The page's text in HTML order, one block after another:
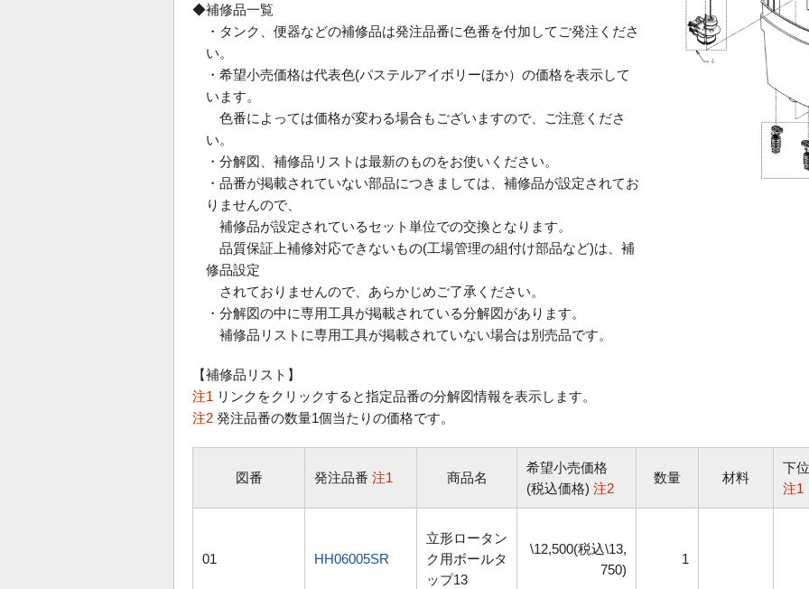
◆補修品一覧
・タンク、便器などの補修品は発注品番に色番を付加してご発注くださ
い。
・希望小売価格は代表色(パステルアイボリーほか）の価格を表示して
います。
色番によっては価格が変わる場合もございますので、ご注意くださ
い。
・分解図、補修品リストは最新のものをお使いください。
・品番が掲載されていない部品につきましては、補修品が設定されてお
りませんので、
補修品が設定されているセット単位での交換となります。
品質保証上補修対応できないもの(工場管理の組付け部品など)は、補
修品設定
されておりませんので、あらかじめご了承ください。
・分解図の中に専用工具が掲載されている分解図があります。
補修品リストに専用工具が掲載されていない場合は別売品です。
【補修品リスト】
注1 リンクをクリックすると指定品番の分解図情報を表示します。
注2 発注品番の数量1個当たりの価格です。
図番 発注品番 注1 商品名
希望小売価格
(税込価格) 注2
数量 材料
下
注1
01 HH06005SR
立形ロータン
ク用ボールタ
ップ13
\12,500(税込\13,
750)
1